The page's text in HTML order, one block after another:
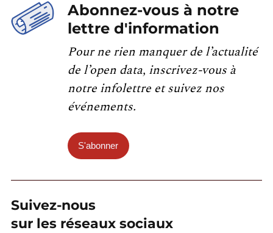
Abonnez-vous à notre
lettre d'information
Pour ne rien manquer de l’actualité
de l’open data, inscrivez-vous à
notre infolettre et suivez nos
événements.
S'abonner
Suivez-nous
sur les réseaux sociaux